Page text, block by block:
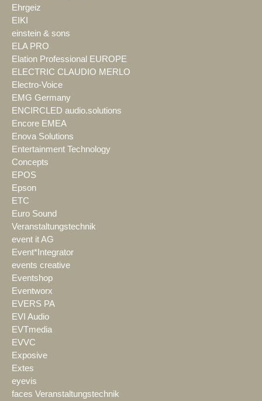
Ehrgeiz
EIKI
einstein & sons
ELA PRO
Elation Professional EUROPE
ELECTRIC CLAUDIO MERLO
Electro-Voice
EMG Germany
ENCIRCLED audio.solutions
Encore EMEA
Enova Solutions
Entertainment Technology
Concepts
EPOS
Epson
ETC
Euro Sound
Veranstaltungstechnik
event it AG
Event*Integrator
events creative
Eventshop
Eventworx
EVERS PA
EVI Audio
EVTmedia
EVVC
Exposive
Extes
eyevis
faces Veranstaltungstechnik